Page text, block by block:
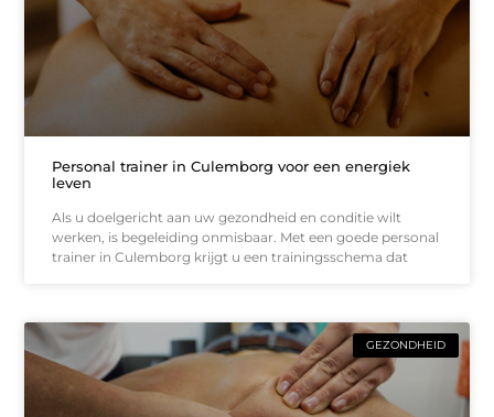
Personal trainer in Culemborg voor een energiek
leven
Als u doelgericht aan uw gezondheid en conditie wilt
werken, is begeleiding onmisbaar. Met een goede personal
trainer in Culemborg krijgt u een trainingsschema dat
GEZONDHEID